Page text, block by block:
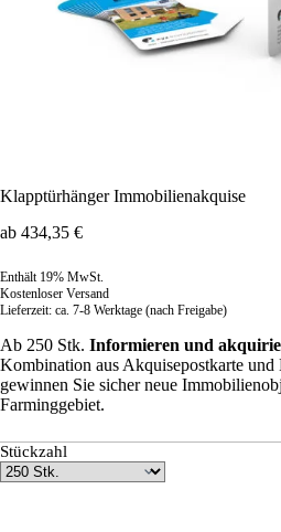
Klapptürhänger Immobilienakquise
ab 434,35 €
Enthält 19% MwSt.
Kostenloser Versand
Lieferzeit: ca. 7-8 Werktage (nach Freigabe)
Ab 250 Stk. Informieren und
Kombination aus Akquisepostkarte und
gewinnen Sie sicher neue
Farminggebiet.
Stückzahl